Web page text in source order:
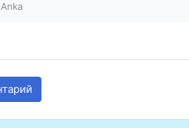
Anka